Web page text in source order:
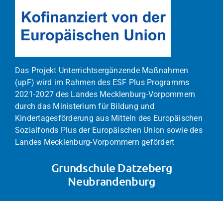
Das Projekt Unterrichtsergänzende Maßnahmen
(upF) wird im Rahmen des ESF Plus Programms
2021-2027 des Landes Mecklenburg-Vorpommern
durch das Ministerium für Bildung und
Kindertagesförderung aus Mitteln des Europäischen
Sozialfonds Plus der Europäischen Union sowie des
Landes Mecklenburg-Vorpommern gefördert
Grundschule Datzeberg
Neubrandenburg